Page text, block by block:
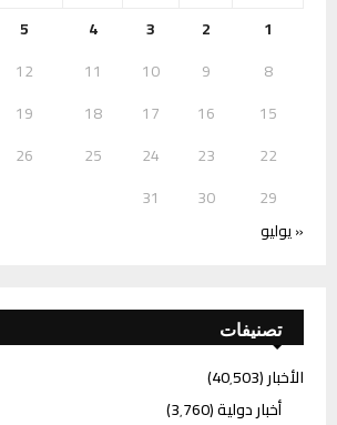
1
2
3
4
5
8
9
10
11
12
15
16
17
18
19
22
23
24
25
26
29
30
31
« يوليو
تصنيفات
الأخبار(40٬503)
أخبار دولية(3٬760)